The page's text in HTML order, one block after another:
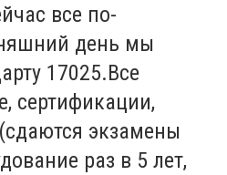
все по-
день мы
17025.Все
сертификации,
экзамены
раз в 5 лет,